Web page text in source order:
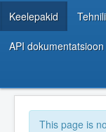
Keelepakid
API dokumentatsioon
This page is